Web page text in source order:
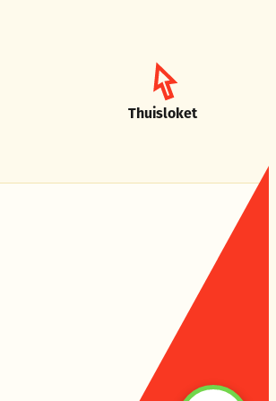
Thuisloket